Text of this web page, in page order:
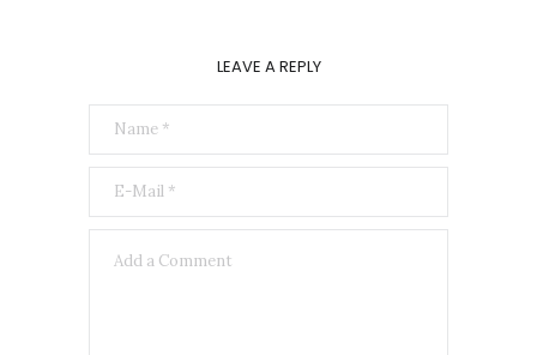
LEAVE A REPLY